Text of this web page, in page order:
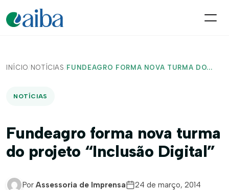
INÍCIO/ NOTÍCIAS / FUNDEAGRO FORMA NOVA TURMA DO...
NOTÍCIAS
Fundeagro forma nova turma
do projeto “Inclusão Digital”
Por Assessoria de Imprensa
24 de março, 2014